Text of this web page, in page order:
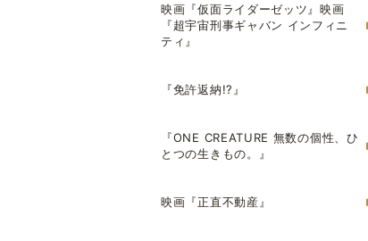
映画『仮面ライダーゼッツ』映画
『超宇宙刑事ギャバン インフィニ
ティ』
『免許返納!?』
『ONE CREATURE 無数の個性、ひ
とつの生きもの。』
映画『正直不動産』